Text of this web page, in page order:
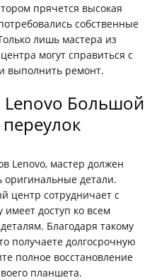
прячется высокая
собственные
лишь мастера из
могут справиться с
выполнить ремонт.
Большой
Lenovo, мастер должен
оригинальные детали.
центр сотрудничает с
имеет доступ ко всем
Благодаря такому
получаете долгосрочную
полное восстановление
планшета.